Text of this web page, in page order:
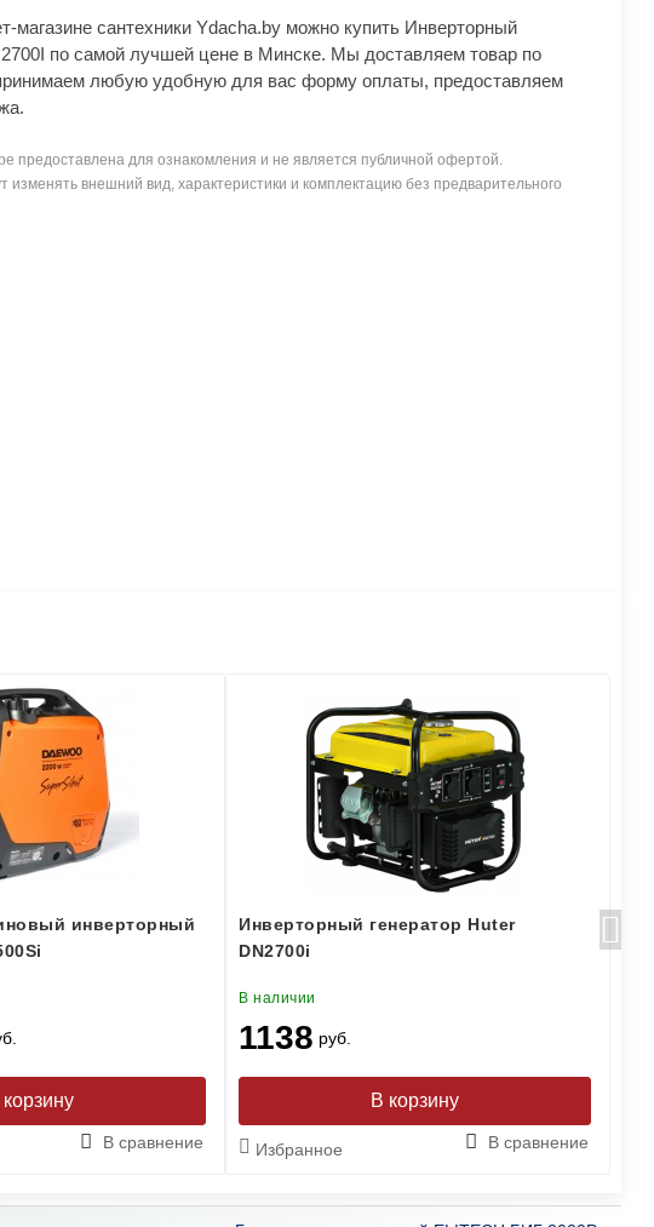
магазине сантехники Ydacha.by можно купить Инверторный
2700I по самой лучшей цене в Минске. Мы доставляем товар по
любую удобную для вас форму оплаты, предоставляем
предоставлена для ознакомления и не является публичной офертой.
изменять внешний вид, характеристики и комплектацию без предварительного
инверторный
В сравнение
Инверторный генератор Huter
DN2700i
В наличии
1138 руб.
Избранное В сравнение